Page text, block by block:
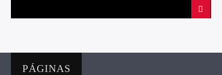
PÁGINAS